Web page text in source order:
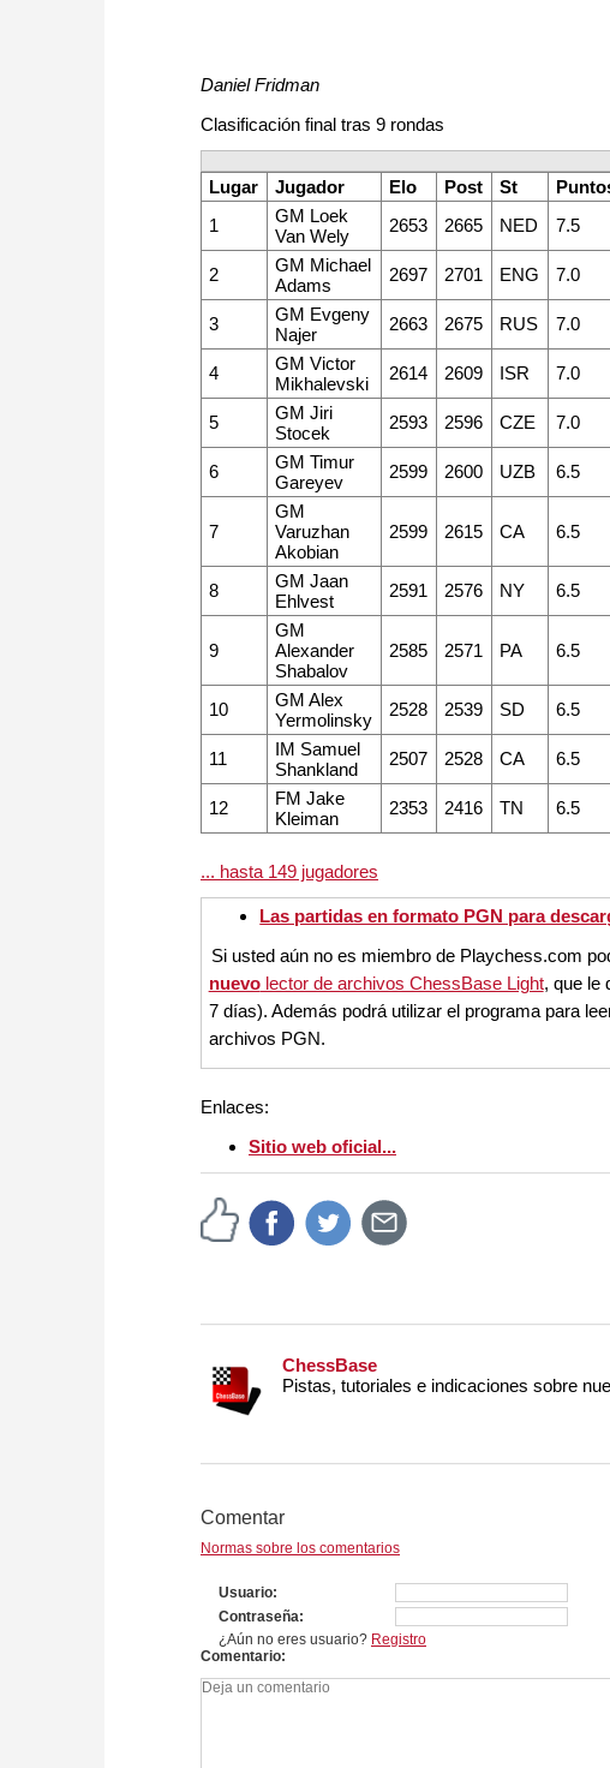
Daniel Fridman
Clasificación final tras 9 rondas
Lugar Jugador Elo Post St
1
GM Loek
Van Wely
2653 2665 NED 7.5
2
GM Michael
Adams
2697 2701 ENG 7.0
3
GM Evgeny
Najer
2663 2675 RUS 7.0
4
GM Victor
Mikhalevski
2614 2609 ISR 7.0
5
GM Jiri
Stocek
2593 2596 CZE 7.0
6
GM Timur
Gareyev
2599 2600 UZB 6.5
7
GM
Varuzhan
Akobian
2599 2615 CA 6.5
8
GM Jaan
Ehlvest
2591 2576 NY 6.5
9
GM
Alexander
Shabalov
2585 2571 PA 6.5
10
GM Alex
Yermolinsky
2528 2539 SD 6.5
11
IM Samuel
Shankland
2507 2528 CA 6.5
12
FM Jake
Kleiman
2353 2416 TN 6.5
... hasta 149 jugadores
Las partidas en formato PGN para
Si usted aún no es miembro de Playchess.com
nuevolector de archivos ChessBase Light, que le
7 días). Además podrá utilizar el programa para
archivos PGN.
Enlaces:
Sitio web oficial...
ChessBase
Pistas, tutoriales e indicaciones sobre
Comentar
Normas sobre los comentarios
Usuario
Contraseña
¿Aún no eres usuario? Registro
Comentario